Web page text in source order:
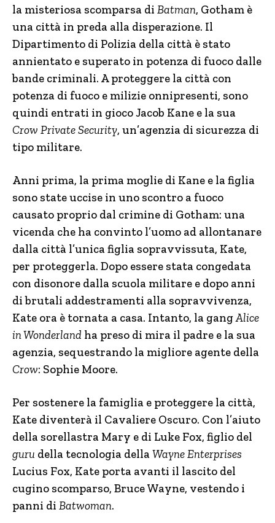
la misteriosa scomparsa di Batman, Gotham è
una città in preda alla disperazione. Il
Dipartimento di Polizia della città è stato
annientato e superato in potenza di fuoco dalle
bande criminali. A proteggere la città con
potenza di fuoco e milizie onnipresenti, sono
quindi entrati in gioco Jacob Kane e la sua
Crow Private Security, un’agenzia di sicurezza di
tipo militare.
Anni prima, la prima moglie di Kane e la figlia
sono state uccise in uno scontro a fuoco
causato proprio dal crimine di Gotham: una
vicenda che ha convinto l’uomo ad allontanare
dalla città l’unica figlia sopravvissuta, Kate,
per proteggerla. Dopo essere stata congedata
con disonore dalla scuola militare e dopo anni
di brutali addestramenti alla sopravvivenza,
Kate ora è tornata a casa. Intanto, la gangAlice
in Wonderland ha preso di mira il padre e la sua
agenzia, sequestrando la migliore agente della
Crow: Sophie Moore.
Per sostenere la famiglia e proteggere la città,
Kate diventerà il Cavaliere Oscuro. Con l’aiuto
della sorellastra Mary e di Luke Fox, figlio del
guru della tecnologia dellaWayne Enterprises
Lucius Fox, Kate porta avanti il lascito del
cugino scomparso, Bruce Wayne, vestendo i
panni di Batwoman.